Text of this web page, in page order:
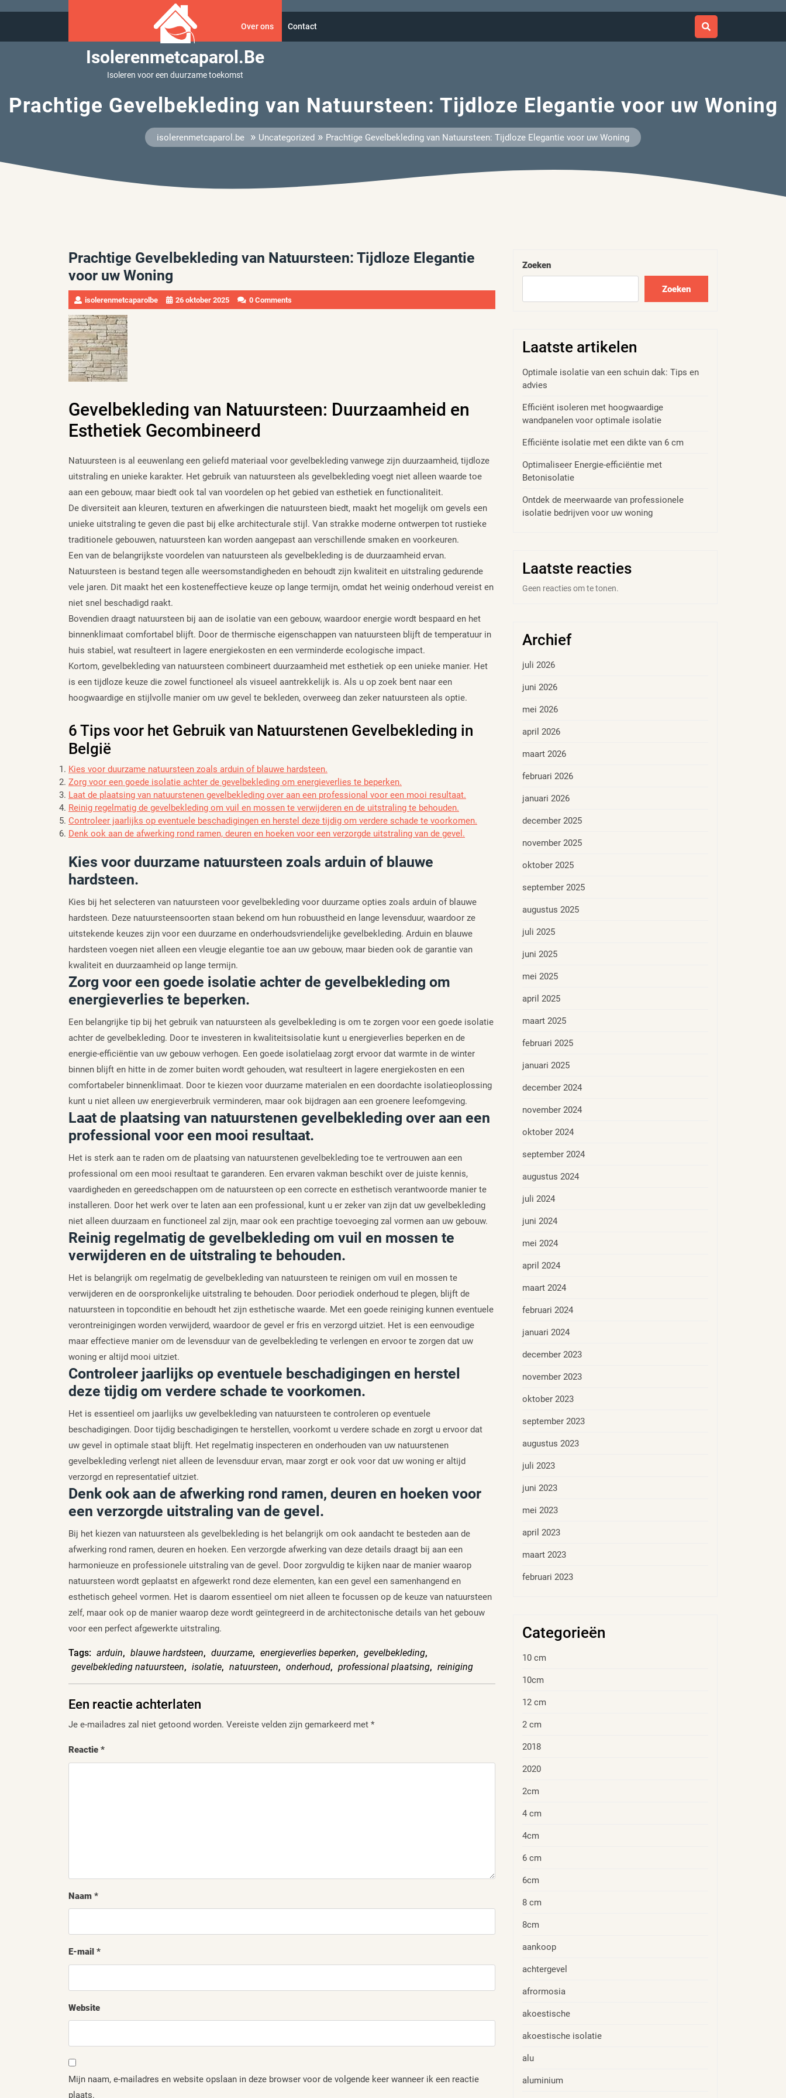
Isolerenmetcaparol.be
Isoleren voor een duurzame toekomst
Over ons Contact
Prachtige Gevelbekleding van Natuursteen: Tijdloze Elegantie voor uw Woning
isolerenmetcaparol.be » Uncategorized » Prachtige Gevelbekleding van Natuursteen: Tijdloze Elegantie voor uw Woning
Prachtige Gevelbekleding van Natuursteen: Tijdloze Elegantie
voor uw Woning
isolerenmetcaparolbe 26 oktober 2025 0 Comments
Gevelbekleding van Natuursteen: Duurzaamheid en
Esthetiek Gecombineerd
Natuursteen is al eeuwenlang een geliefd materiaal voor gevelbekleding vanwege zijn duurzaamheid, tijdloze
uitstraling en unieke karakter. Het gebruik van natuursteen als gevelbekleding voegt niet alleen waarde toe
aan een gebouw, maar biedt ook tal van voordelen op het gebied van esthetiek en functionaliteit.
De diversiteit aan kleuren, texturen en afwerkingen die natuursteen biedt, maakt het mogelijk om gevels een
unieke uitstraling te geven die past bij elke architecturale stijl. Van strakke moderne ontwerpen tot rustieke
traditionele gebouwen, natuursteen kan worden aangepast aan verschillende smaken en voorkeuren.
Een van de belangrijkste voordelen van natuursteen als gevelbekleding is de duurzaamheid ervan.
Natuursteen is bestand tegen alle weersomstandigheden en behoudt zijn kwaliteit en uitstraling gedurende
vele jaren. Dit maakt het een kosteneffectieve keuze op lange termijn, omdat het weinig onderhoud vereist en
niet snel beschadigd raakt.
Bovendien draagt natuursteen bij aan de isolatie van een gebouw, waardoor energie wordt bespaard en het
binnenklimaat comfortabel blijft. Door de thermische eigenschappen van natuursteen blijft de temperatuur in
huis stabiel, wat resulteert in lagere energiekosten en een verminderde ecologische impact.
Kortom, gevelbekleding van natuursteen combineert duurzaamheid met esthetiek op een unieke manier. Het
is een tijdloze keuze die zowel functioneel als visueel aantrekkelijk is. Als u op zoek bent naar een
hoogwaardige en stijlvolle manier om uw gevel te bekleden, overweeg dan zeker natuursteen als optie.
6 Tips voor het Gebruik van Natuurstenen Gevelbekleding in
België
Kies voor duurzame natuursteen zoals arduin of blauwe hardsteen.
Zorg voor een goede isolatie achter de gevelbekleding om energieverlies te beperken.
Laat de plaatsing van natuurstenen gevelbekleding over aan een professional voor een mooi resultaat.
Reinig regelmatig de gevelbekleding om vuil en mossen te verwijderen en de uitstraling te behouden.
Controleer jaarlijks op eventuele beschadigingen en herstel deze tijdig om verdere schade te voorkomen.
Denk ook aan de afwerking rond ramen, deuren en hoeken voor een verzorgde uitstraling van de gevel.
Kies voor duurzame natuursteen zoals arduin of blauwe
hardsteen.
Kies bij het selecteren van natuursteen voor gevelbekleding voor duurzame opties zoals arduin of blauwe
hardsteen. Deze natuursteensoorten staan bekend om hun robuustheid en lange levensduur, waardoor ze
uitstekende keuzes zijn voor een duurzame en onderhoudsvriendelijke gevelbekleding. Arduin en blauwe
hardsteen voegen niet alleen een vleugje elegantie toe aan uw gebouw, maar bieden ook de garantie van
kwaliteit en duurzaamheid op lange termijn.
Zorg voor een goede isolatie achter de gevelbekleding om
energieverlies te beperken.
Een belangrijke tip bij het gebruik van natuursteen als gevelbekleding is om te zorgen voor een goede isolatie
achter de gevelbekleding. Door te investeren in kwaliteitsisolatie kunt u energieverlies beperken en de
energie-efficiëntie van uw gebouw verhogen. Een goede isolatielaag zorgt ervoor dat warmte in de winter
binnen blijft en hitte in de zomer buiten wordt gehouden, wat resulteert in lagere energiekosten en een
comfortabeler binnenklimaat. Door te kiezen voor duurzame materialen en een doordachte isolatieoplossing
kunt u niet alleen uw energieverbruik verminderen, maar ook bijdragen aan een groenere leefomgeving.
Laat de plaatsing van natuurstenen gevelbekleding over aan een
professional voor een mooi resultaat.
Het is sterk aan te raden om de plaatsing van natuurstenen gevelbekleding toe te vertrouwen aan een
professional om een mooi resultaat te garanderen. Een ervaren vakman beschikt over de juiste kennis,
vaardigheden en gereedschappen om de natuursteen op een correcte en esthetisch verantwoorde manier te
installeren. Door het werk over te laten aan een professional, kunt u er zeker van zijn dat uw gevelbekleding
niet alleen duurzaam en functioneel zal zijn, maar ook een prachtige toevoeging zal vormen aan uw gebouw.
Reinig regelmatig de gevelbekleding om vuil en mossen te
verwijderen en de uitstraling te behouden.
Het is belangrijk om regelmatig de gevelbekleding van natuursteen te reinigen om vuil en mossen te
verwijderen en de oorspronkelijke uitstraling te behouden. Door periodiek onderhoud te plegen, blijft de
natuursteen in topconditie en behoudt het zijn esthetische waarde. Met een goede reiniging kunnen eventuele
verontreinigingen worden verwijderd, waardoor de gevel er fris en verzorgd uitziet. Het is een eenvoudige
maar effectieve manier om de levensduur van de gevelbekleding te verlengen en ervoor te zorgen dat uw
woning er altijd mooi uitziet.
Controleer jaarlijks op eventuele beschadigingen en herstel
deze tijdig om verdere schade te voorkomen.
Het is essentieel om jaarlijks uw gevelbekleding van natuursteen te controleren op eventuele
beschadigingen. Door tijdig beschadigingen te herstellen, voorkomt u verdere schade en zorgt u ervoor dat
uw gevel in optimale staat blijft. Het regelmatig inspecteren en onderhouden van uw natuurstenen
gevelbekleding verlengt niet alleen de levensduur ervan, maar zorgt er ook voor dat uw woning er altijd
verzorgd en representatief uitziet.
Denk ook aan de afwerking rond ramen, deuren en hoeken voor
een verzorgde uitstraling van de gevel.
Bij het kiezen van natuursteen als gevelbekleding is het belangrijk om ook aandacht te besteden aan de
afwerking rond ramen, deuren en hoeken. Een verzorgde afwerking van deze details draagt bij aan een
harmonieuze en professionele uitstraling van de gevel. Door zorgvuldig te kijken naar de manier waarop
natuursteen wordt geplaatst en afgewerkt rond deze elementen, kan een gevel een samenhangend en
esthetisch geheel vormen. Het is daarom essentieel om niet alleen te focussen op de keuze van natuursteen
zelf, maar ook op de manier waarop deze wordt geïntegreerd in de architectonische details van het gebouw
voor een perfect afgewerkte uitstraling.
Tags: arduin, blauwe hardsteen, duurzame, energieverlies beperken, gevelbekleding,
gevelbekleding natuursteen, isolatie, natuursteen, onderhoud, professional plaatsing, reiniging
Een reactie achterlaten
Je e-mailadres zal niet getoond worden. Vereiste velden zijn gemarkeerd met *
Reactie *
Naam *
E-mail *
Website
Mijn naam, e-mailadres en website opslaan in deze browser voor de volgende keer wanneer ik een reactie
plaats.
Zoeken
Zoeken
Laatste artikelen
Optimale isolatie van een schuin dak: Tips en
advies
Efficiënt isoleren met hoogwaardige
wandpanelen voor optimale isolatie
Efficiënte isolatie met een dikte van 6 cm
Optimaliseer Energie-efficiëntie met
Betonisolatie
Ontdek de meerwaarde van professionele
isolatie bedrijven voor uw woning
Laatste reacties
Geen reacties om te tonen.
Archief
juli 2026
juni 2026
mei 2026
april 2026
maart 2026
februari 2026
januari 2026
december 2025
november 2025
oktober 2025
september 2025
augustus 2025
juli 2025
juni 2025
mei 2025
april 2025
maart 2025
februari 2025
januari 2025
december 2024
november 2024
oktober 2024
september 2024
augustus 2024
juli 2024
juni 2024
mei 2024
april 2024
maart 2024
februari 2024
januari 2024
december 2023
november 2023
oktober 2023
september 2023
augustus 2023
juli 2023
juni 2023
mei 2023
april 2023
maart 2023
februari 2023
Categorieën
10 cm
10cm
12 cm
2 cm
2018
2020
2cm
4 cm
4cm
6 cm
6cm
8 cm
8cm
aankoop
achtergevel
afrormosia
akoestische
akoestische isolatie
alu
aluminium